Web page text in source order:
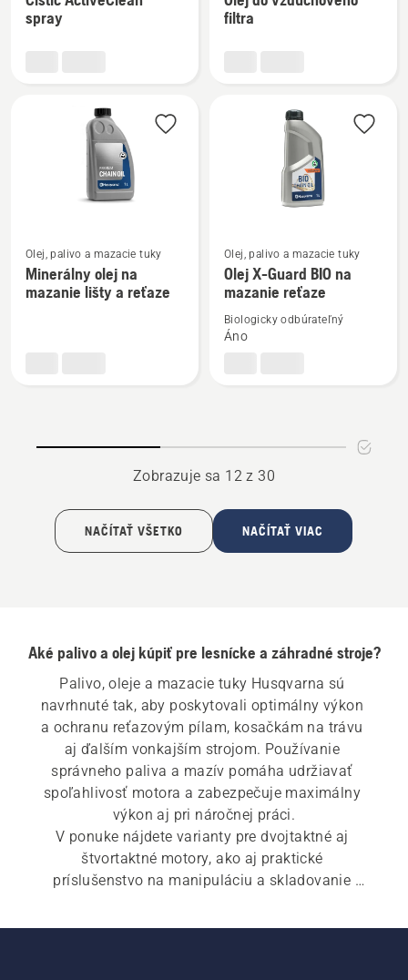
podrobností
spray
podrobností
filtra
Zobraziť
viac
podrobností
Olej, palivo a mazacie tuky
Minerálny olej na
mazanie lišty a reťaze
Zobraziť
viac
podrobností
Olej
mazanie
reťaze
Olej, palivo a mazacie tuky
Olej X-Guard BIO na
mazanie reťaze
Biologicky odbúrateľný
Áno
Zobrazuje sa 12 z 30
NAČÍTAŤ VŠETKO NAČÍTAŤ VIAC
Aké palivo a olej kúpiť pre lesnícke a záhradné stroje?
Palivo, oleje a mazacie tuky Husqvarna sú
navrhnuté tak, aby poskytovali optimálny výkon
a ochranu reťazovým pílam, kosačkám na trávu
aj ďalším vonkajším strojom. Používanie
správneho paliva a mazív pomáha udržiavať
spoľahlivosť motora a zabezpečuje maximálny
výkon aj pri náročnej práci.
V ponuke nájdete varianty pre dvojtaktné aj
štvortaktné motory, ako aj praktické
príslušenstvo na manipuláciu a skladovanie